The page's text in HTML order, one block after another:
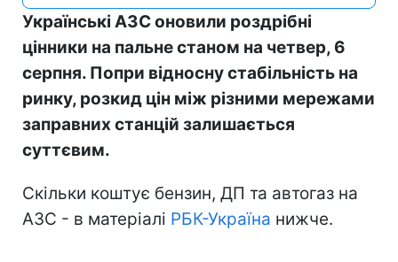
Українські АЗС оновили роздрібні
цінники на пальне станом на четвер, 6
серпня. Попри відносну стабільність на
ринку, розкид цін між різними мережами
заправних станцій залишається
суттєвим.
Скільки коштує бензин, ДП та автогаз на
АЗС - в матеріалі РБК-Україна нижче.